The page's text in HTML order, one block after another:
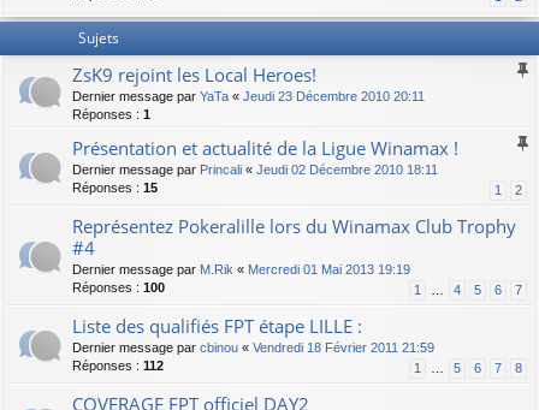
Sujets
ZsK9 rejoint les Local Heroes!
Dernier message par YaTa « Jeudi 23 Décembre 2010 20:11
Réponses : 1
Présentation et actualité de la Ligue Winamax !
Dernier message par Princali « Jeudi 02 Décembre 2010 18:11
Réponses : 15 1 2
Représentez Pokeralille lors du Winamax Club Trophy
#4
Dernier message par M.Rik « Mercredi 01 Mai 2013 19:19
Réponses : 100 1 4 5 6 7
Liste des qualifiés FPT étape LILLE :
Dernier message par cbinou « Vendredi 18 Février 2011 21:59
Réponses : 112 1 5 6 7 8
COVERAGE FPT officiel DAY2